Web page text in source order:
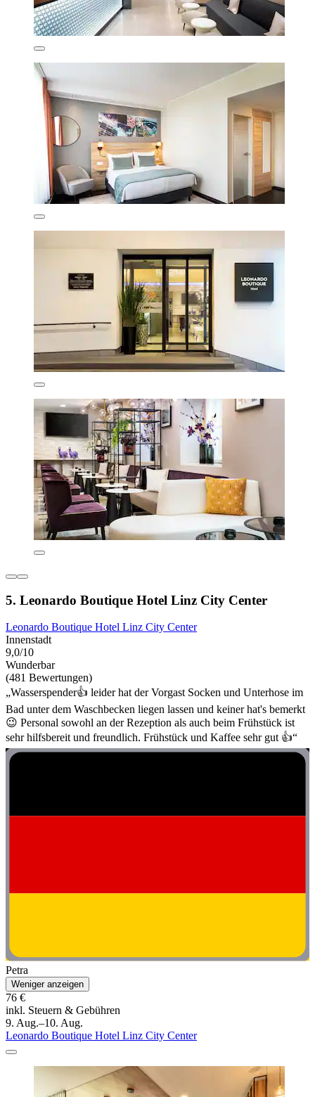
5. Leonardo Boutique Hotel Linz City Center
Leonardo Boutique Hotel Linz City Center
Innenstadt
9,0/10
Wunderbar
(481 Bewertungen)
„Wasserspender👍 leider hat der Vorgast Socken und Unterhose im
Bad unter dem Waschbecken liegen lassen und keiner hat's bemerkt
😉 Personal sowohl an der Rezeption als auch beim Frühstück ist
sehr hilfsbereit und freundlich. Frühstück und Kaffee sehr gut 👍“
Petra
Weniger anzeigen
76 €
inkl. Steuern & Gebühren
9. Aug.–10. Aug.
Leonardo Boutique Hotel Linz City Center